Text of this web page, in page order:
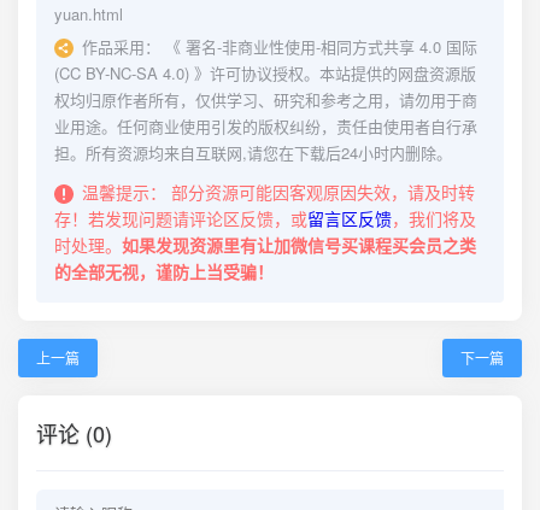
yuan.html
作品采用：
《 署名-非商业性使用-相同方式共享 4.0 国际
(CC BY-NC-SA 4.0) 》许可协议授权。本站提供的网盘资源版
权均归原作者所有，仅供学习、研究和参考之用，请勿用于商
业用途。任何商业使用引发的版权纠纷，责任由使用者自行承
担。所有资源均来自互联网,请您在下载后24小时内删除。
温馨提示：
部分资源可能因客观原因失效，请及时转
存！若发现问题请评论区反馈，或留言区反馈，我们将及
时处理。 如果发现资源里有让加微信号买课程买会员之类
的全部无视，谨防上当受骗！
上一篇 下一篇
评论 (0)